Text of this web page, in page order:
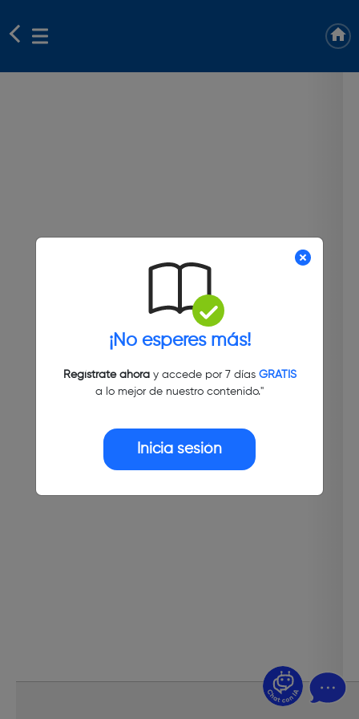
¡No esperes más!
Regístrate ahoray accede por 7 días GRATIS
a lo mejor de nuestro contenido."
Inicia sesión